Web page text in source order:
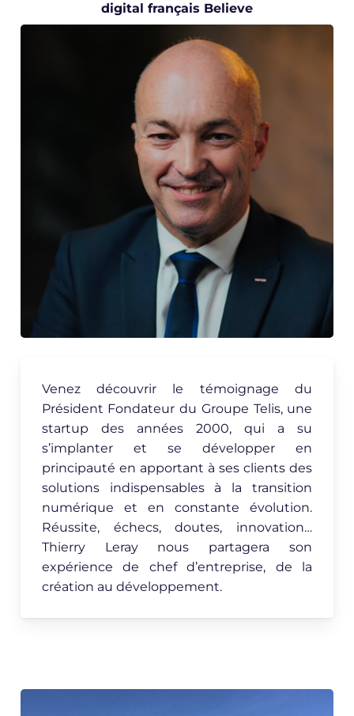
digital français Believe
Venez découvrir le témoignage du
Président Fondateur du Groupe Telis, une
startup des années 2000, qui a su
s’implanter et se développer en
principauté en apportant à ses clients des
solutions indispensables à la transition
numérique et en constante évolution.
Réussite, échecs, doutes, innovation…
Thierry Leray nous partagera son
expérience de chef d’entreprise, de la
création au développement.